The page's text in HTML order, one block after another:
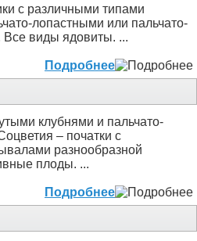
с различными типами
лопастными или пальчато-
Все виды ядовиты. ...
Подробнее
клубнями и пальчато-
– початки с
разнообразной
плоды. ...
Подробнее